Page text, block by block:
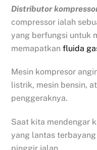
Distributor
compressor ialah
yang berfungsi untuk
memapatkanfluida
Mesin kompresor
listrik, mesin bensin,
penggeraknya.
Saat kita mendengar
yang lantas